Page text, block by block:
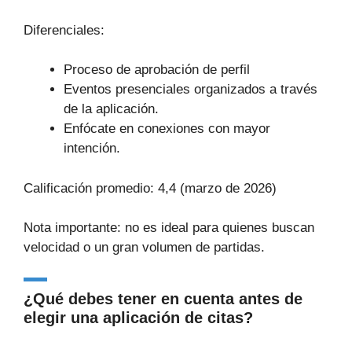
Diferenciales:
Proceso de aprobación de perfil
Eventos presenciales organizados a través
de la aplicación.
Enfócate en conexiones con mayor
intención.
Calificación promedio: 4,4 (marzo de 2026)
Nota importante: no es ideal para quienes buscan
velocidad o un gran volumen de partidas.
¿Qué debes tener en cuenta antes de
elegir una aplicación de citas?